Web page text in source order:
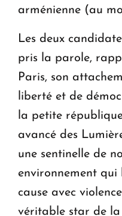
arménienne (au
Les deux
pris la parole,
Paris, son
liberté et de
la petite
avancé des
une sentinelle de
environnement qui
cause avec
véritable star de la